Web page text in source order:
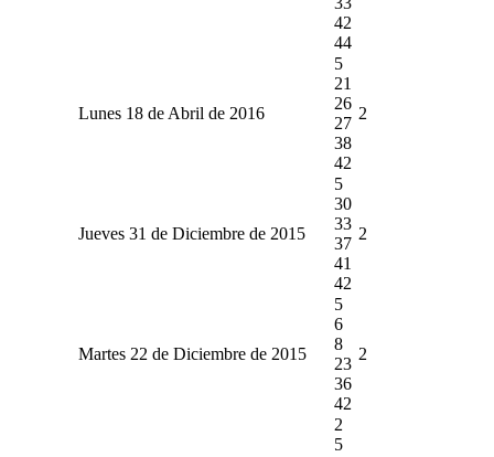
42
44
Lunes 18 de Abril de 2016
5
21
26
27
38
42
2
Jueves 31 de Diciembre de 2015
5
30
33
37
41
42
2
Martes 22 de Diciembre de 2015
5
6
8
23
36
42
2
2
5